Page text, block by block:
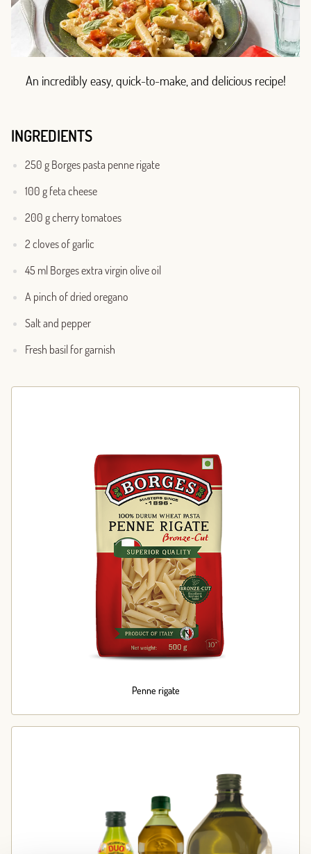
An incredibly easy, quick-to-make, and delicious recipe!
INGREDIENTS
250 g Borges pasta penne rigate
100 g feta cheese
200 g cherry tomatoes
2 cloves of garlic
45 ml Borges extra virgin olive oil
A pinch of dried oregano
Salt and pepper
Fresh basil for garnish
Penne rigate